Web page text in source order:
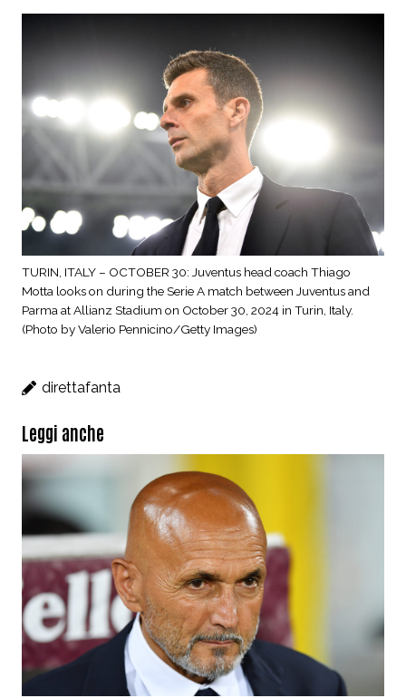
TURIN, ITALY – OCTOBER 30: Juventus head coach Thiago
Motta looks on during the Serie A match between Juventus and
Parma at Allianz Stadium on October 30, 2024 in Turin, Italy.
(Photo by Valerio Pennicino/Getty Images)
direttafanta
Leggi anche